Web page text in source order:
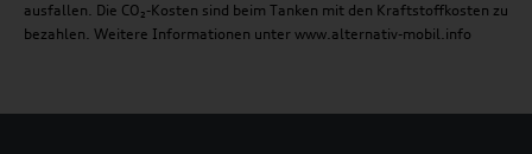
ausfallen. Die CO₂-Kosten sind beim Tanken mit den Kraftstoffkosten zu
bezahlen. Weitere Informationen unter www.alternativ-mobil.info